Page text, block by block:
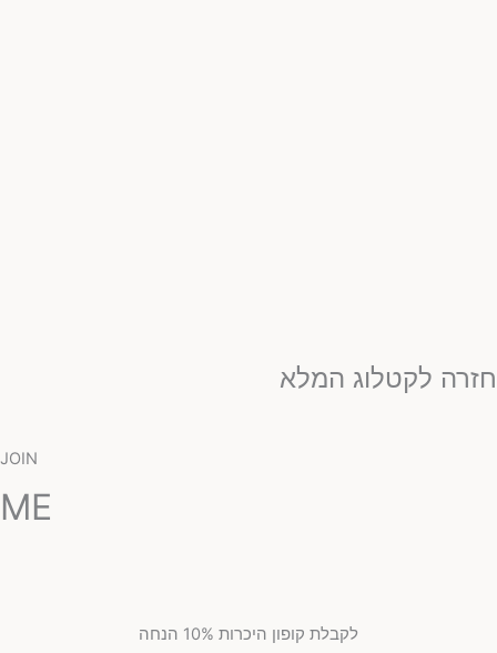
לקטלוג המלא
JOIN
ME
לקבלת קופון היכרות 10% הנחה